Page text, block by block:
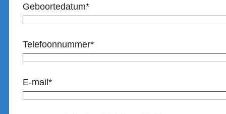
Geboortedatum*
Telefoonnummer*
E-mail*